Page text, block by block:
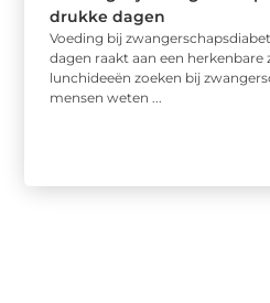
drukke dagen
Voeding bij
dagen raakt aan een herkenbare
lunchideeën zoeken bij
mensen weten ...